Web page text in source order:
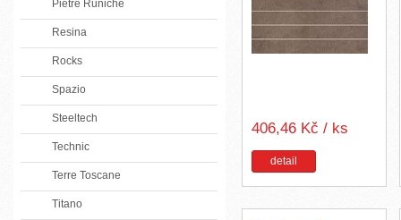
Pietre Runiche
Resina
Rocks
Spazio
Steeltech
Technic
Terre Toscane
Titano
406,46 Kč / ks
detail